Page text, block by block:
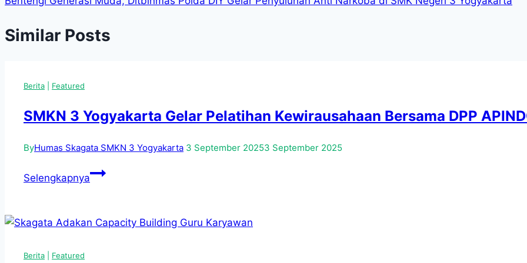
Similar Posts
Berita Featured
SMKN 3 Yogyakarta Gelar Pelatihan Kewirausahaan Bersama DPP
ByHumas Skagata SMKN 3 Yogyakarta 3 September 20253 September 2025
SelengkapnyaSMKN
Gelar
Berita Featured